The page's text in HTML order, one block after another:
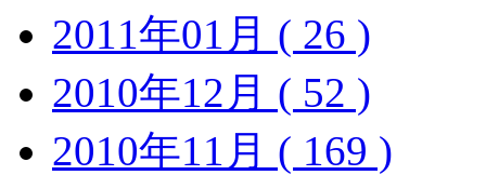
2011年01月 ( 26 )
2010年12月 ( 52 )
2010年11月 ( 169 )